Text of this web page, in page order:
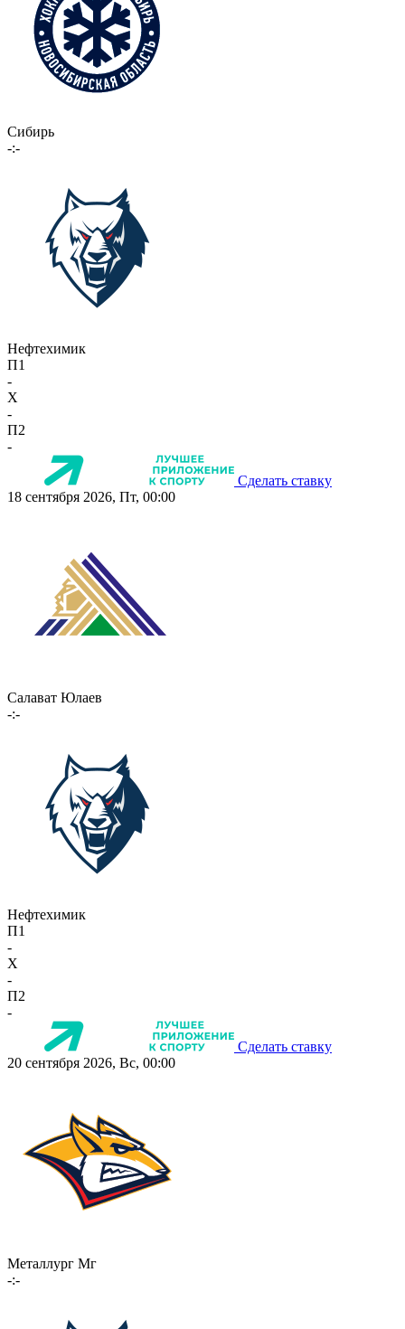
Сибирь
-:-
Нефтехимик
П1
-
X
-
П2
-
Сделать ставку
18 сентября 2026, Пт, 00:00
Салават Юлаев
-:-
Нефтехимик
П1
-
X
-
П2
-
Сделать ставку
20 сентября 2026, Вс, 00:00
Металлург Мг
-:-